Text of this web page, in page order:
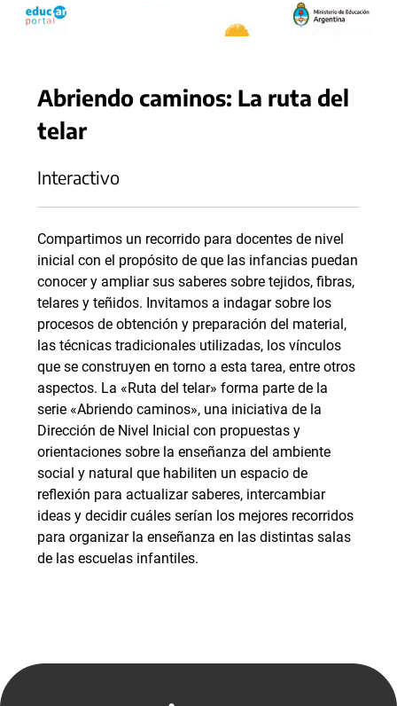
Abriendo caminos: La ruta del
telar
Interactivo
Compartimos un recorrido para docentes de nivel
inicial con el propósito de que las infancias puedan
conocer y ampliar sus saberes sobre tejidos, fibras,
telares y teñidos. Invitamos a indagar sobre los
procesos de obtención y preparación del material,
las técnicas tradicionales utilizadas, los vínculos
que se construyen en torno a esta tarea, entre otros
aspectos. La «Ruta del telar» forma parte de la
serie «Abriendo caminos», una iniciativa de la
Dirección de Nivel Inicial con propuestas y
orientaciones sobre la enseñanza del ambiente
social y natural que habiliten un espacio de
reflexión para actualizar saberes, intercambiar
ideas y decidir cuáles serían los mejores recorridos
para organizar la enseñanza en las distintas salas
de las escuelas infantiles.